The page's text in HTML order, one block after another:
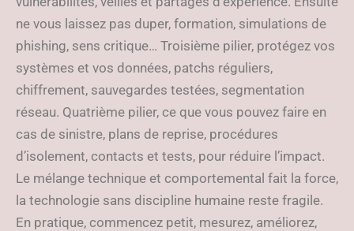
ne vous laissez pas duper, formation, simulations de
phishing, sens critique… Troisième pilier, protégez vos
systèmes et vos données, patchs réguliers,
chiffrement, sauvegardes testées, segmentation
réseau. Quatrième pilier, ce que vous pouvez faire en
cas de sinistre, plans de reprise, procédures
d’isolement, contacts et tests, pour réduire l’impact.
Le mélange technique et comportemental fait la force,
la technologie sans discipline humaine reste fragile.
En pratique, commencez petit, mesurez, améliorez,